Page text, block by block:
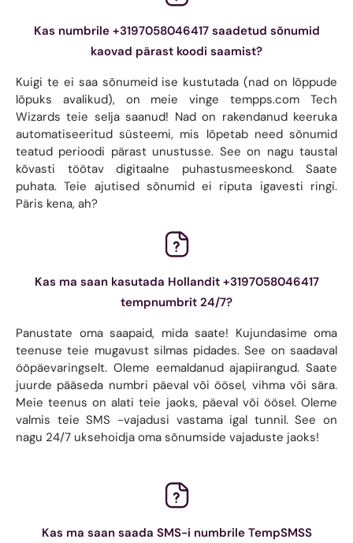
Kas numbrile +3197058046417 saadetud sõnumid
kaovad pärast koodi saamist?
Kuigi te ei saa sõnumeid ise kustutada (nad on lõppude
lõpuks avalikud), on meie vinge tempps.com Tech
Wizards teie selja saanud! Nad on rakendanud keeruka
automatiseeritud süsteemi, mis lõpetab need sõnumid
teatud perioodi pärast unustusse. See on nagu taustal
kõvasti töötav digitaalne puhastusmeeskond. Saate
puhata. Teie ajutised sõnumid ei riputa igavesti ringi.
Päris kena, ah?
Kas ma saan kasutada Hollandit +3197058046417
tempnumbrit 24/7?
Panustate oma saapaid, mida saate! Kujundasime oma
teenuse teie mugavust silmas pidades. See on saadaval
ööpäevaringselt. Oleme eemaldanud ajapiirangud. Saate
juurde pääseda numbri päeval või öösel, vihma või sära.
Meie teenus on alati teie jaoks, päeval või öösel. Oleme
valmis teie SMS -vajadusi vastama igal tunnil. See on
nagu 24/7 uksehoidja oma sõnumside vajaduste jaoks!
Kas ma saan saada SMS-i numbrile TempSMSS